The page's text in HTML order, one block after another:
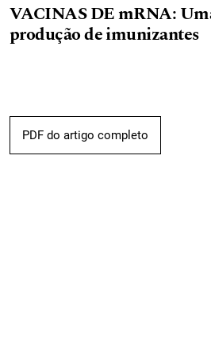
VACINAS DE mRNA:
produção de imunizantes
PDF do artigo completo